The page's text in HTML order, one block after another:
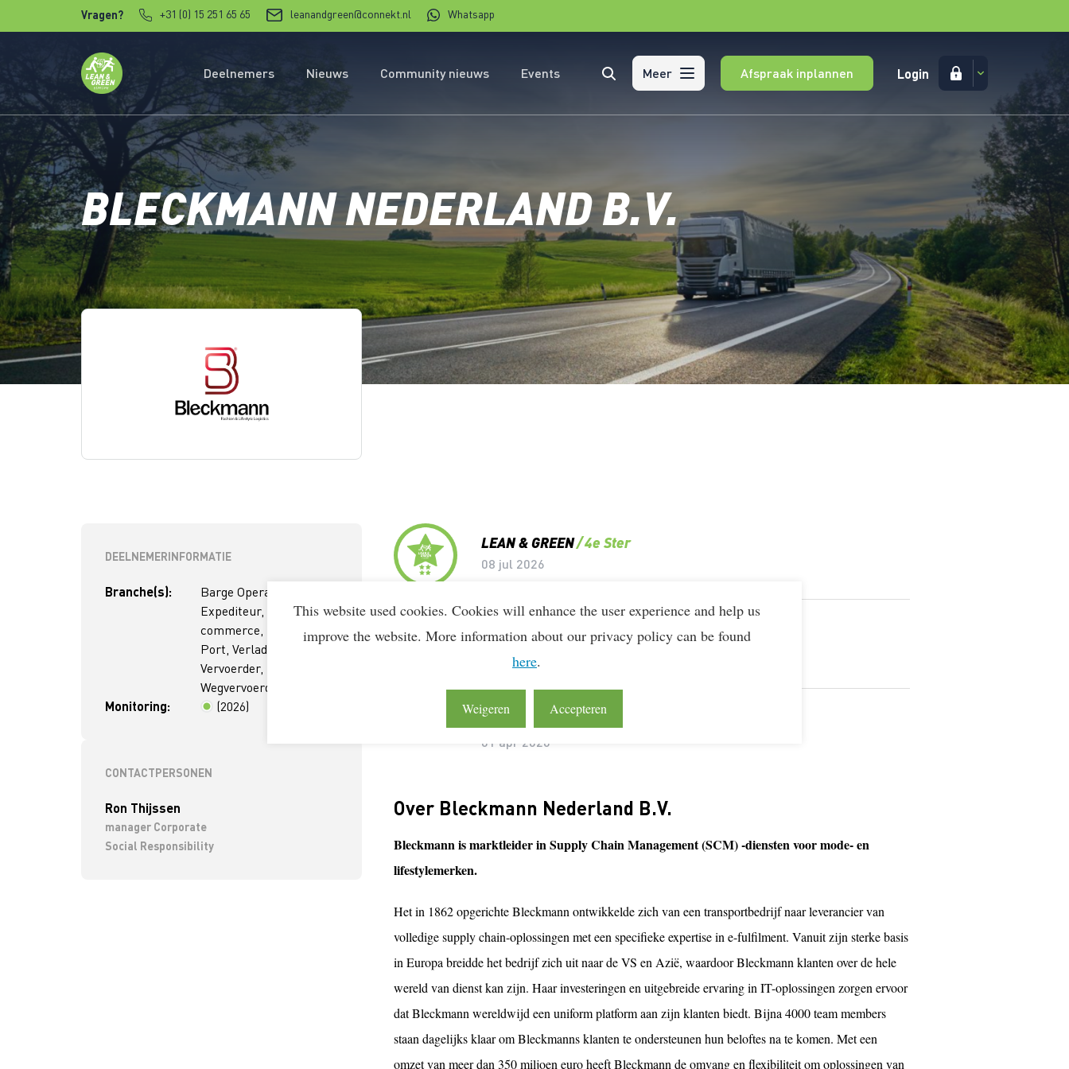
Verder naar contentVragen? +31 (0) 15 251 65 65 leanandgreen@connekt.nl Whatsapp
Deelnemers Nieuws Community nieuws EventsZoeken Meer Afspraak inplannen Login
BLECKMANN NEDERLAND B.V.
DEELNEMERINFORMATIE
Branche(s):
Barge Operator,
Expediteur, Retail of E-
commerce, Terminal of
Port, Verlader,
Vervoerder,
Wegvervoerder
Monitoring:
< 2 jaar
(2026)
CONTACTPERSONEN
Ron Thijssen
manager Corporate
Social Responsibility
Lean & Green Milestones
LEAN & GREEN 4e Ster
08 jul 2026
LEAN & GREEN 1e Ster
LEAN & GREEN
01 apr 2020
Over Bleckmann Nederland B.V.
Bleckmann is marktleider in Supply Chain Management (SCM) -diensten voor mode- en
lifestylemerken.
Het in 1862 opgerichte Bleckmann ontwikkelde zich van een transportbedrijf naar leverancier van
volledige supply chain-oplossingen met een specifieke expertise in e-fulfilment. Vanuit zijn sterke basis
in Europa breidde het bedrijf zich uit naar de VS en Azië, waardoor Bleckmann klanten over de hele
wereld van dienst kan zijn. Haar investeringen en uitgebreide ervaring in IT-oplossingen zorgen ervoor
dat Bleckmann wereldwijd een uniform platform aan zijn klanten biedt. Bijna 4000 team members
staan dagelijks klaar om Bleckmanns klanten te ondersteunen hun beloftes na te komen. Met een
omzet van meer dan 350 miljoen euro heeft Bleckmann de omvang en flexibiliteit om oplossingen van
This website used cookies. Cookies will enhance the user experience and help us
improve the website. More information about our privacy policy can be found
here.
Weigeren Accepteren